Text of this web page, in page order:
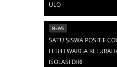
ULO
NEWS
SATU SISWA POSITIF
LEBIH WARGA
ISOLASI DIRI